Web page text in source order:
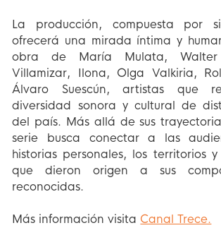
La producción, compuesta por
ofrecerá una mirada íntima y
obra de María Mulata, Walter
Villamizar, Ilona, Olga Valkiria,
Álvaro Suescún, artistas que
diversidad sonora y cultural de
del país. Más allá de sus
serie busca conectar a las
historias personales, los territorios
que dieron origen a sus
reconocidas.
Más información visita Canal Trece.